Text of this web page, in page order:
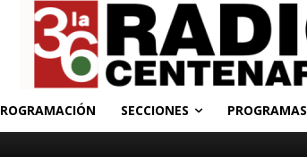
SECCIONES PROGRAMAS